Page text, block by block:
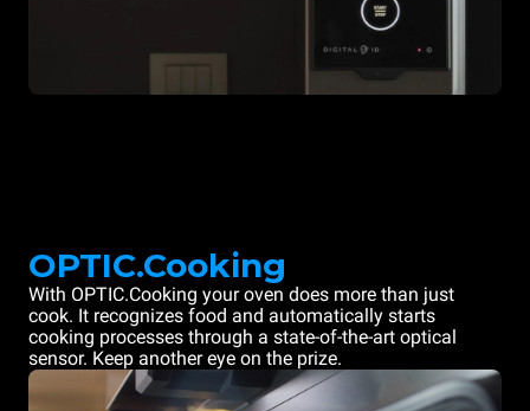
OPTIC.Cooking
With OPTIC.Cooking your oven does more than just
cook. It recognizes food and automatically starts
cooking processes through a state-of-the-art optical
sensor. Keep another eye on the prize.